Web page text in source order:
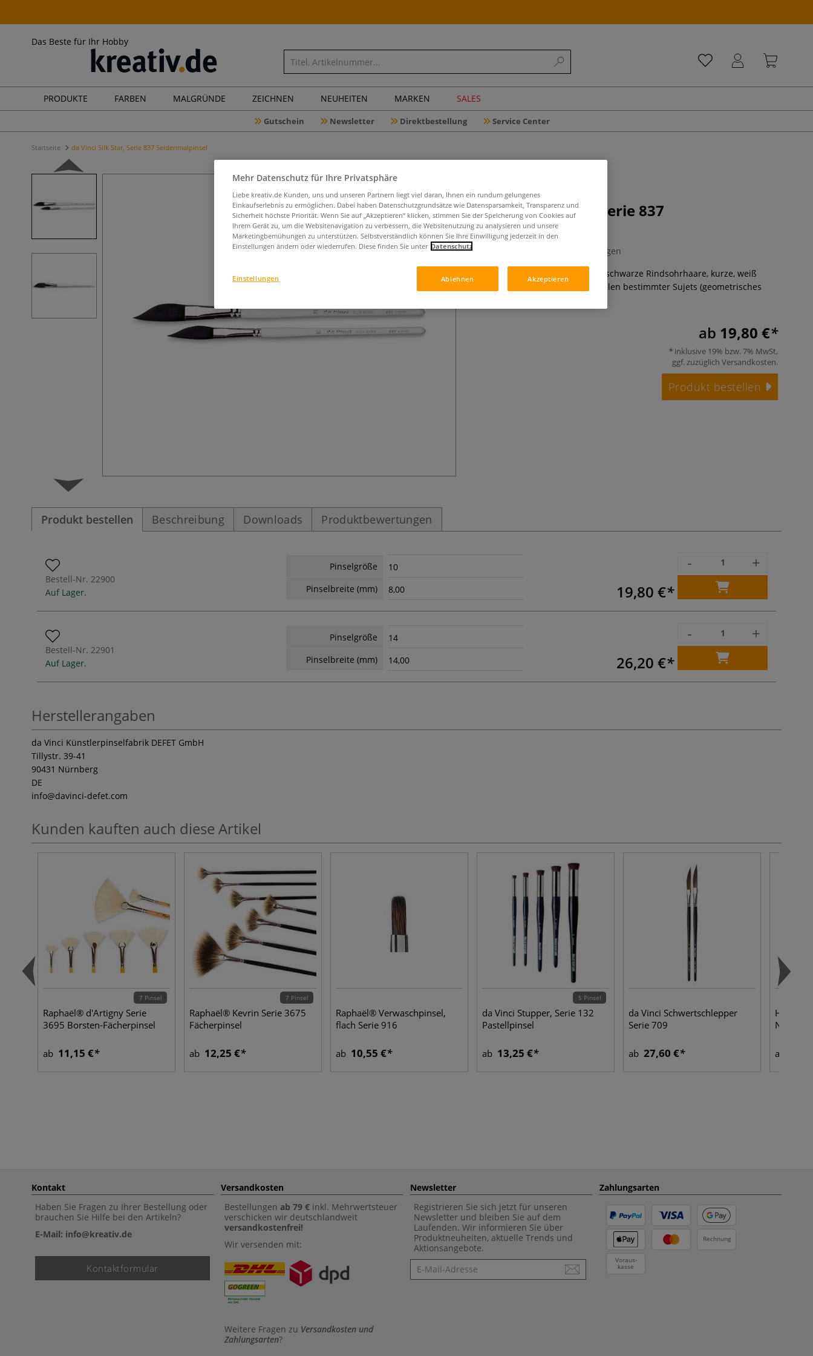
Das Beste für Ihr Hobby
PRODUKTE FARBEN MALGRÜNDE ZEICHNEN NEUHEITEN MARKEN SALES
Gutschein Newsletter Direktbestellung Service Center
Startseite da Vinci Silk Star, Serie 837 Seidenmalpinsel
da Vinci Silk Star, Serie 837
Seidenmalpinsel
0 Bewertungen
Mit schwertartiger Haarsetzung, schwarze Rindsohrhaare, kurze, weiß
polierte Stiele. Erleichtert das Malen bestimmter Sujets (geometrisches
ab 19,80 €
inklusive 19% bzw. 7% MwSt,
ggf. zuzüglich Versandkosten.
Produkt bestellen
Produkt bestellen Beschreibung Downloads Produktbewertungen
Bestell-Nr. 22900
Auf Lager.
Pinselgröße
10
Pinselbreite (mm)
8,00 19,80 €
- +
Bestell-Nr. 22901
Auf Lager.
Pinselgröße
14
Pinselbreite (mm)
14,00 26,20 €
- +
Herstellerangaben
da Vinci Künstlerpinselfabrik DEFET GmbH
Tillystr. 39-41
90431 Nürnberg
DE
info@davinci-defet.com
Kunden kauften auch diese Artikel
7 Pinsel
Raphaël® d'Artigny Serie
3695 Borsten-Fächerpinsel
ab 11,15 €
7 Pinsel
Raphaël® Kevrin Serie 3675
Fächerpinsel
ab 12,25 €
Raphaël® Verwaschpinsel,
flach Serie 916
ab 10,55 €
5 Pinsel
da Vinci Stupper, Serie 132
Pastellpinsel
ab 13,25 €
da Vinci Schwertschlepper
Serie 709
ab 27,60 € ab
Kontakt
Haben Sie Fragen zu Ihrer Bestellung oder
brauchen Sie Hilfe bei den Artikeln?
E-Mail: info@kreativ.de
Kontaktformular
Versandkosten
Bestellungen ab 79 € inkl. Mehrwertsteuer
verschicken wir deutschlandweit
versandkostenfrei!
Wir versenden mit:
Weitere Fragen zu Versandkosten und
Zahlungsarten?
Newsletter
Registrieren Sie sich jetzt für unseren
Newsletter und bleiben Sie auf dem
Laufenden. Wir informieren Sie über
Produktneuheiten, aktuelle Trends und
Aktionsangebote.
Newsletter
Zahlungsarten
Rechnung
Voraus-
kasse
Mehr Datenschutz für Ihre Privatsphäre
Liebe kreativ.de Kunden, uns und unseren Partnern liegt viel daran, Ihnen ein rundum gelungenes
Einkaufserlebnis zu ermöglichen. Dabei haben Datenschutzgrundsätze wie Datensparsamkeit, Transparenz und
Sicherheit höchste Priorität. Wenn Sie auf „Akzeptieren“ klicken, stimmen Sie der Speicherung von Cookies auf
Ihrem Gerät zu, um die Websitenavigation zu verbessern, die Websitenutzung zu analysieren und unsere
Marketingbemühungen zu unterstützen. Selbstverständlich können Sie Ihre Einwilligung jederzeit in den
Einstellungen ändern oder wiederrufen. Diese finden Sie unter Datenschutz
Ablehnen Akzeptieren
Einstellungen